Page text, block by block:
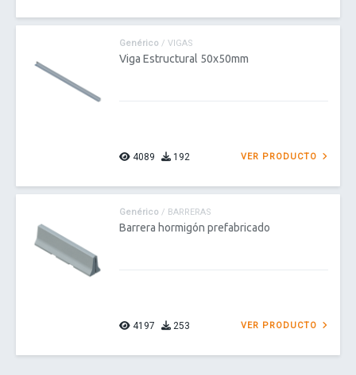
Genérico / VIGAS
Viga Estructural 50x50mm
4089 192 VER PRODUCTO
Genérico / BARRERAS
Barrera hormigón prefabricado
4197 253 VER PRODUCTO